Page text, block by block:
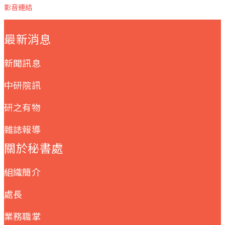
影音連結
最新消息
新聞訊息
中研院訊
研之有物
雜誌報導
關於秘書處
組織簡介
處長
業務職掌